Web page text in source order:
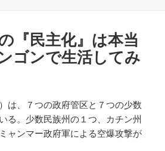
『民主化』は本当
ゴンで生活してみ
は、７つの政府管区と７つの少数
る。少数民族州の１つ、カチン州
ャンマー政府軍による空爆攻撃が